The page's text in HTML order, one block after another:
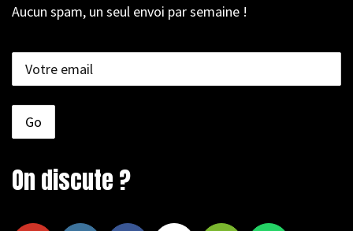
Aucun spam, un seul envoi par semaine !
On discute ?